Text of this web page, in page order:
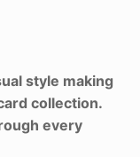
style making
collection.
every